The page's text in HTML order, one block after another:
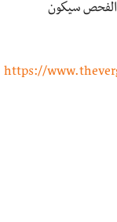
الفحص سيكون
https://